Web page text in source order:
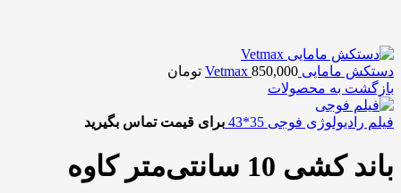
دستکش مامایی Vetmax 850,000
تومان
بازگشت به محصولات
فیلم رادیولوژی فوجی 35*43 برای قیمت تماس بگیرید
باند کشی 10 سانتی‌متر کاوه